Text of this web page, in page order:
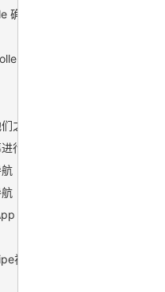
确保兼容性
之间的关系
行规划
视图